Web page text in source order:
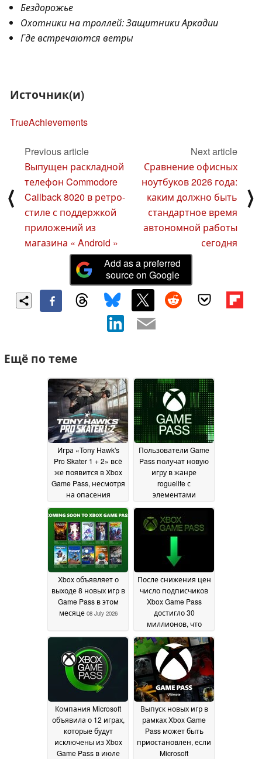
Бездорожье
Охотники на троллей: Защитники Аркадии
Где встречаются ветры
Источник(и)
TrueAchievements
⟨
Previous article
Выпущен раскладной
телефон Commodore
Callback 8020 в ретро-
стиле с поддержкой
приложений из
магазина « Android »
Next article
Сравнение офисных
ноутбуков 2026 года:
каким должно быть
стандартное время
автономной работы
сегодня
⟩
Add as a preferred
source on Google
Ещё по теме
Игра «Tony Hawk's
Pro Skater 1 + 2» всё
же появится в Xbox
Game Pass, несмотря
на опасения
сокращения
контента16 July 2026
Пользователи Game
Pass получат новую
игру в жанре
roguelite с
элементами
качестве игры,
доступной с самого
первого дня
2026
Xbox объявляет о
выходе 8 новых игр в
Game Pass в этом
месяце 08 July 2026
После снижения цен
число подписчиков
Xbox Game Pass
достигло 30
миллионов, что
меньше
поставленной цели
в 77 миллионов07
July 2026
Компания Microsoft
объявила о 12 играх,
которые будут
исключены из Xbox
Game Pass в июле
Выпуск новых игр в
рамках Xbox Game
Pass может быть
приостановлен, если
Microsoft